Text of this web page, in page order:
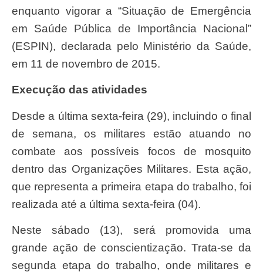
enquanto vigorar a “Situação de Emergência
em Saúde Pública de Importância Nacional”
(ESPIN), declarada pelo Ministério da Saúde,
em 11 de novembro de 2015.
Execução das atividades
Desde a última sexta-feira (29), incluindo o final
de semana, os militares estão atuando no
combate aos possíveis focos de mosquito
dentro das Organizações Militares. Esta ação,
que representa a primeira etapa do trabalho, foi
realizada até a última sexta-feira (04).
Neste sábado (13), será promovida uma
grande ação de conscientização. Trata-se da
segunda etapa do trabalho, onde militares e